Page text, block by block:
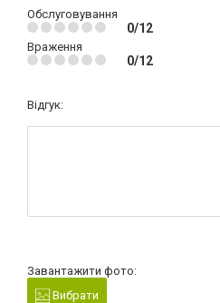
Обслуговування
0/12
Враження
0/12
Відгук:
Завантажити фото:
Вибрати